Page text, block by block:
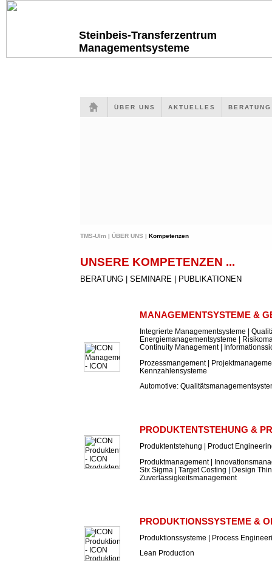
Steinbeis-Transferzentrum
Managementsysteme
ÜBER UNS AKTUELLES
TMS-Ulm | ÜBER UNS | Kompetenzen
UNSERE KOMPETENZEN ...
BERATUNG | SEMINARE | PUBLIKATIONEN
MANAGEMENTSYSTEME &
Integrierte Managementsysteme |
Energiemanagementsysteme |
Continuity Management |
Prozessmangement |
Kennzahlensysteme
Automotive:
PRODUKTENTSTEHUNG &
Produktentstehung | Product
Produktmanagement |
Six Sigma | Target Costing | Design
Zuverlässigkeitsmanagement
PRODUKTIONSSYSTEME &
Produktionssysteme | Process
Lean Production